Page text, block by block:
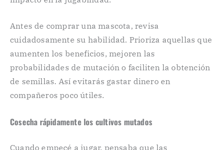
Antes de comprar una mascota, revisa
cuidadosamente su habilidad. Prioriza aquellas que
aumenten los beneficios, mejoren las
probabilidades de mutación o faciliten la obtención
de semillas. Así evitarás gastar dinero en
compañeros poco útiles.
Cosecha rápidamente los cultivos mutados
Cuando empecé a jugar, pensaba que las